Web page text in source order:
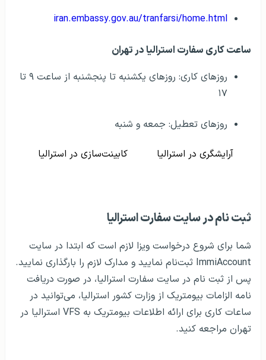
iran.embassy.gov.au/tranfarsi/home.html
ساعت کاری سفارت استرالیا در تهران
روزهای کاری: روزهای یکشنبه تا پنجشنبه از ساعت ۹ تا
۱۷
روزهای تعطیل: جمعه و شنبه
آرایشگری در استرالیا کابینت‌سازی در استرالیا
ثبت نام در سایت سفارت استرالیا
شما برای شروع درخواست ویزا لازم است که ابتدا در سایت
ImmiAccount ثبت‌نام نمایید و مدارک لازم را بارگذاری نمایید.
پس از ثبت نام در سایت سفارت استرالیا، در صورت دریافت
نامه الزامات بیومتریک از وزارت کشور استرالیا، می‌توانید در
ساعات کاری برای ارائه اطلاعات بیومتریک به VFS استرالیا در
تهران مراجعه کنید.